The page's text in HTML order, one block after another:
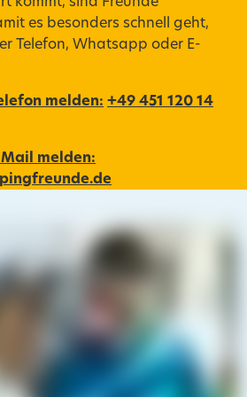
es besonders schnell geht,
Telefon, Whatsapp oder E-
melden: +49 451 120 14
melden: